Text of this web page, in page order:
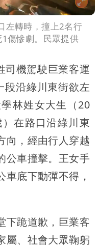
左轉時，撞上2名行
傷慘劇。民眾提供
司機駕駛巨業客運
段沿綠川東街欲左
林姓女大生（20
在路口沿綠川東
向，經由行人穿越
公車撞擊。王女手
車底下動彈不得，
下跪道歉，巨業客
屬、社會大眾鞠躬